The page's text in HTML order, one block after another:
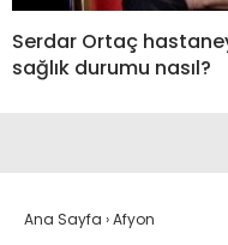
Serdar Ortaç
sağlık durumu nasıl?
Ana Sayfa ›Afyon